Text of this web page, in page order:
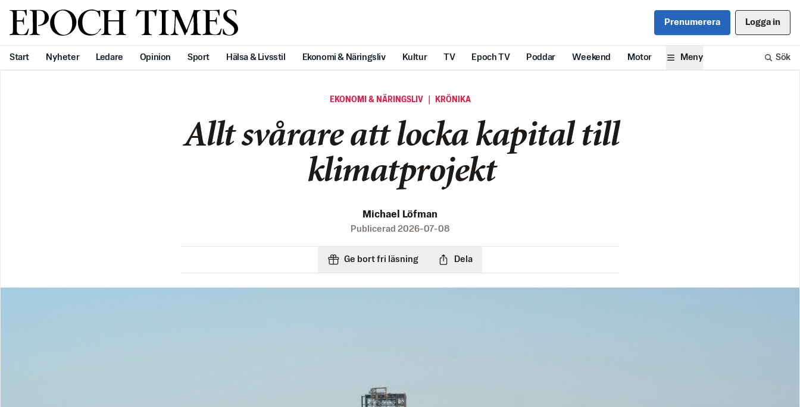
Svenska Epoch Times Prenumerera Logga in
Start Nyheter Ledare Opinion Sport Hälsa & Livsstil Ekonomi & Näringsliv Kultur TV Epoch TV Poddar Weekend Motor Meny Sök
EKONOMI & NÄRINGSLIV ｜ KRÖNIKA
Allt svårare att locka kapital till
klimatprojekt
Michael Löfman
Publicerad 2026-07-08
Ge bort fri läsning Dela